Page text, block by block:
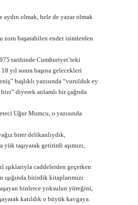
aydın olmak, hele de yazar olmak
zoru başarabilen ender isimlerden
tarihinde Cumhuriyet’teki
yıl sonra başına gelecekleri
başlıklı yazısında “vurulduk ey
diyerek anlamlı bir çağrıda
Uğur Mumcu, o yazısında
birer delikanlıydık,
yük taşıyarak getirirdi aşımızı,
ışıklarıyla caddelerden geçerken
ışığında bitirdik kitaplarımızı
binlerce yoksulun yüreğini,
katıldık o büyük kavgaya.